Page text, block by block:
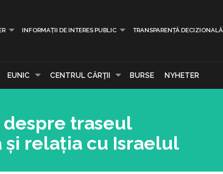
INFORMAȚII DE INTERES PUBLIC TRANSPARENȚĂ DECIZIONALĂ
EUNIC CENTRUL CĂRŢII BURSE NYHETER
despre traseul
relația cu Israelul